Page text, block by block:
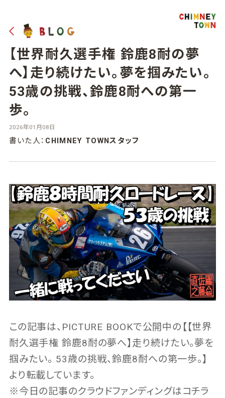
【世界耐久選手権 鈴鹿8耐の夢
へ】走り続けたい。夢を掴みたい。
53歳の挑戦、鈴鹿8耐への第一
歩。
2026年01月08日
書いた人： CHIMNEY TOWNスタッフ
この記事は、PICTURE BOOKで公開中の【【世界
耐久選手権 鈴鹿8耐の夢へ】走り続けたい。夢を
掴みたい。 53歳の挑戦、鈴鹿8耐への第一歩。】
より転載しています。
※今日の記事のクラウドファンディングはコチラ